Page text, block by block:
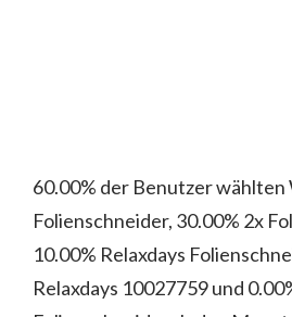
60.00% der Benutzer wählten
Folienschneider, 30.00% 2x
10.00% Relaxdays
Relaxdays 10027759 und